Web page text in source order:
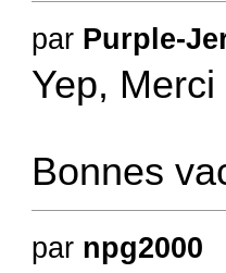
par Purple-
Yep,
Bonnes
par npg2000